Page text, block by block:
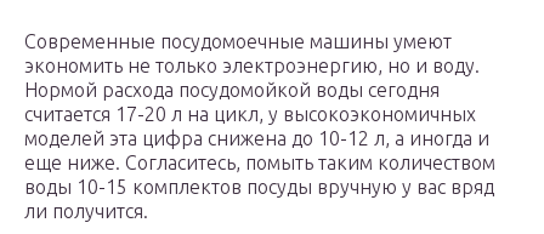
Современные посудомоечные машины умеют
экономить не только электроэнергию, но и воду.
Нормой расхода посудомойкой воды сегодня
считается 17-20 л на цикл, у высокоэкономичных
моделей эта цифра снижена до 10-12 л, а иногда и
еще ниже. Согласитесь, помыть таким количеством
воды 10-15 комплектов посуды вручную у вас вряд
ли получится.